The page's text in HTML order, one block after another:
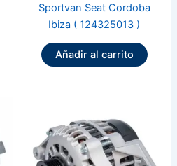
Sportvan Seat Cordoba
Ibiza ( 124325013 )
Añadir al carrito